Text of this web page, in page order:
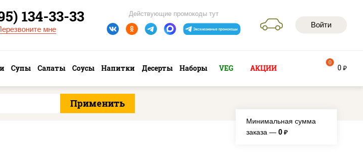
Войти
Действующие промокоды тут
134-33-33
мне
Супы Салаты Соусы Напитки Десерты Наборы VEG АКЦИИ 0 руб
0
Минимальная сумма
заказа — 0 руб.